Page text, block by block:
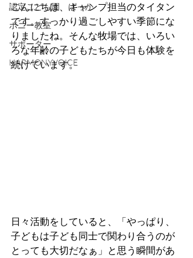
認定こども園 ぱっか
ポニー教室
サポーター
HARMONYVOICE
こんにちは、キャンプ担当のタイタン
です。すっかり過ごしやすい季節にな
りましたね。そんな牧場では、いろい
ろな年齢の子どもたちが今日も体験を
続けています。
日々活動をしていると、「やっぱり、
子どもは子ども同士で関わり合うのが
とっても大切だなぁ」と思う瞬間があ